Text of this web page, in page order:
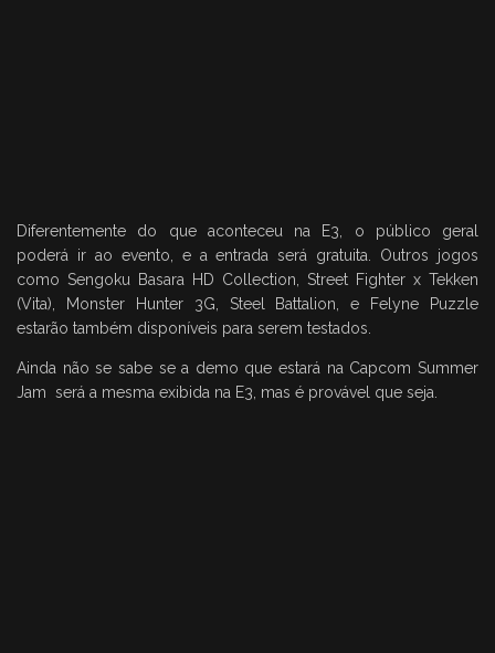
Diferentemente do que aconteceu na E3, o público geral
poderá ir ao evento, e a entrada será gratuita. Outros jogos
como Sengoku Basara HD Collection, Street Fighter x Tekken
(Vita), Monster Hunter 3G, Steel Battalion, e Felyne Puzzle
estarão também disponíveis para serem testados.
Ainda não se sabe se a demo que estará na Capcom Summer
Jam será a mesma exibida na E3, mas é provável que seja.